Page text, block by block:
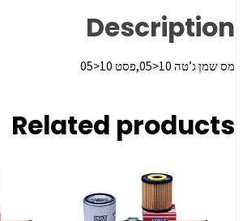
Description
מס שמן ג’טה 10<05,פסט 10<05
Related products